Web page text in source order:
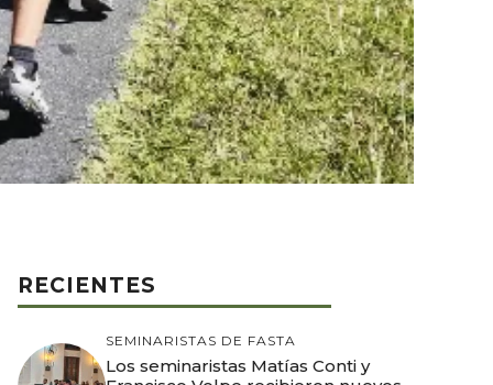
RECIENTES
SEMINARISTAS DE FASTA
Los seminaristas Matías Conti y